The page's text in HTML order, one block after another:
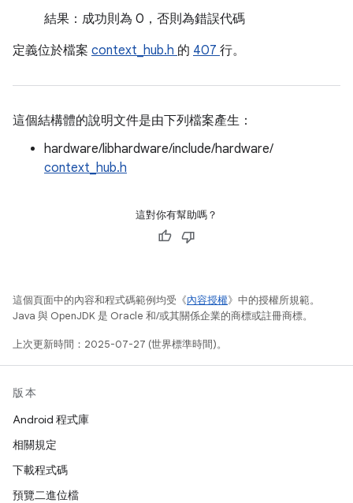
結果：成功則為 0，否則為錯誤代碼
定義位於檔案 context_hub.h 的 407 行。
這個結構體的說明文件是由下列檔案產生：
hardware/libhardware/include/hardware/
context_hub.h
這對你有幫助嗎？
這個頁面中的內容和程式碼範例均受《內容授權》中的授權所規範。
Java 與 OpenJDK 是 Oracle 和/或其關係企業的商標或註冊商標。
上次更新時間：2025-07-27 (世界標準時間)。
版本
Android 程式庫
相關規定
下載程式碼
預覽二進位檔